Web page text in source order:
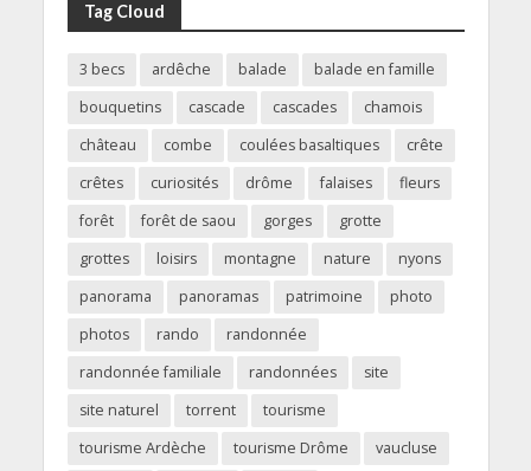
Tag Cloud
3 becs ardêche balade
balade en famille
bouquetins
cascade cascades
chamois
château
combe coulées basaltiques
crête
crêtes
curiosités drôme falaises
fleurs
forêt
forêt de saou gorges
grotte
grottes
loisirs montagne nature
nyons
panorama
panoramas patrimoine
photo
photos
rando
randonnée
randonnée familiale
randonnées
site
site naturel
torrent
tourisme
tourisme Ardèche
tourisme Drôme
vaucluse